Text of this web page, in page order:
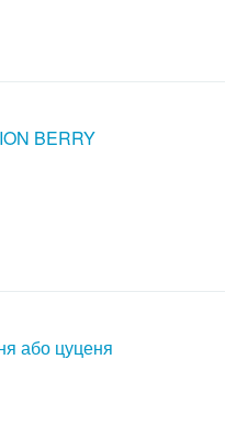
BERRY
або цуценя